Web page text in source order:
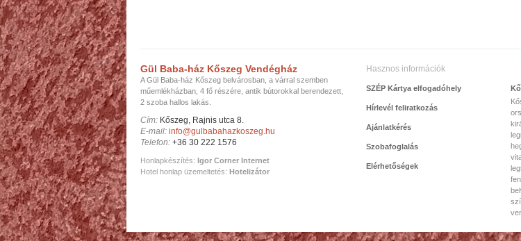
Gül Baba-ház Kőszeg Vendégház
A Gül Baba-ház Kőszeg belvárosban, a várral szemben
műemlékházban, 4 fő részére, antik bútorokkal berendezett,
2 szoba hallos lakás.
Cím: Kőszeg, Rajnis utca 8.
E-mail: info@gulbabahazkoszeg.hu
Telefon: +36 30 222 1576
Honlapkészítés: Igor Corner Internet
Hotel honlap üzemeltetés: Hotelizátor
Hasznos információk
SZÉP Kártya elfogadóhely
Hírlevél feliratkozás
Ajánlatkérés
Szobafoglalás
Elérhetőségek